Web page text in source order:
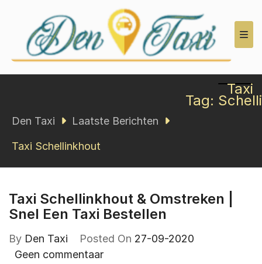
Den Taxi
Tag:
Taxi
Den Taxi Laatste Berichten
Taxi Schellinkhout
Taxi Schellinkhout & Omstreken |
Snel Een Taxi Bestellen
By Den Taxi Posted On 27-09-2020
Geen commentaar